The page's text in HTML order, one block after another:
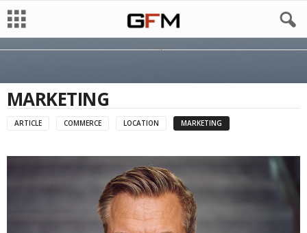
MARKETING
ARTICLE COMMERCE LOCATION MARKETING